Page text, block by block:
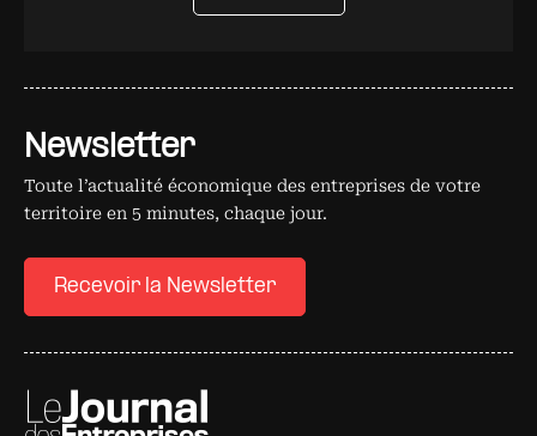
Newsletter
Toute l’actualité économique des entreprises de votre
territoire en 5 minutes, chaque jour.
Recevoir la Newsletter